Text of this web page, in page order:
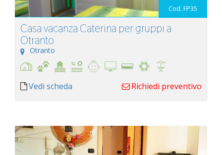
Cod. FP35
Casa vacanza Caterina per gruppi a
Otranto
Otranto
Vedi scheda Richiedi preventivo